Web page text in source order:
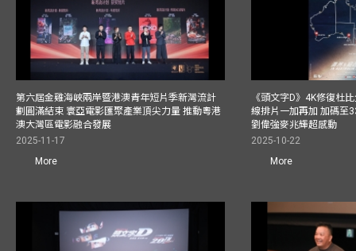
第六屆金雞海峽兩岸暨港澳青年短片季新灣流計
劃圓滿結束 寰亞電影匯聚產業頂尖力量 推動粵港
澳大灣區電影融合發展
2025-11-17
More
《頭文字D》4K修復杜
線排片一加再加 加碼至
劉偉強麥兆輝超感動
2025-10-22
More